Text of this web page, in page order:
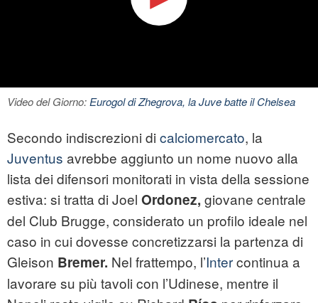
Video del Giorno:Eurogol di Zhegrova, la Juve batte il Chelsea
Secondo indiscrezioni di calciomercato, la
Juventus avrebbe aggiunto un nome nuovo alla
lista dei difensori monitorati in vista della sessione
estiva: si tratta di Joel Ordonez, giovane centrale
del Club Brugge, considerato un profilo ideale nel
caso in cui dovesse concretizzarsi la partenza di
Gleison Bremer. Nel frattempo, l’Intercontinua a
lavorare su più tavoli con l’Udinese, mentre il